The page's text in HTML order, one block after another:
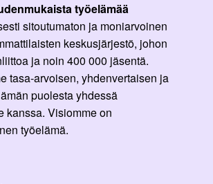
työelämää
sitoutumaton ja moniarvoinen
keskusjärjestö, johon
ja noin 400 000 jäsentä.
tasa-arvoisen, yhdenvertaisen ja
puolesta yhdessä
kanssa. Visiomme on
työelämä.